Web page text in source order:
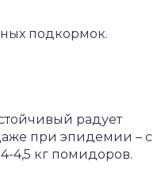
подкормок.
радует
при эпидемии – с
4,5 кг помидоров.